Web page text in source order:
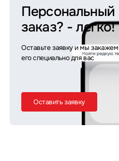
Персональный
заказ? - легко!
Оставьте заявку и мы закажем
его специально для вас
Оставить заявку